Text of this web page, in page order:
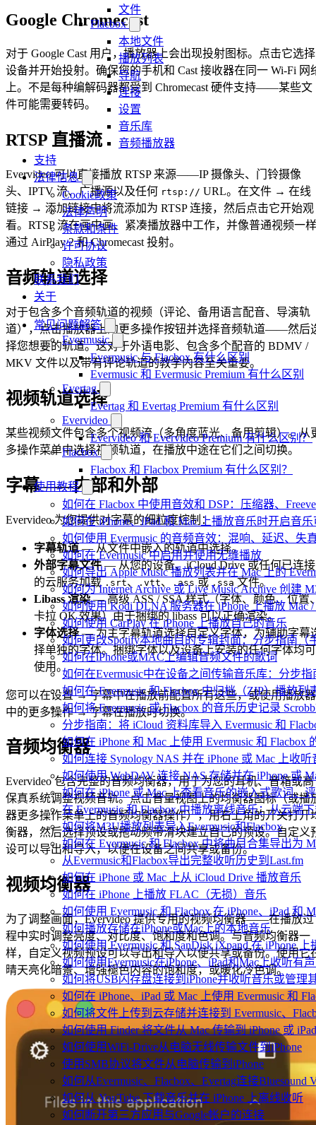
文件
Flacbox
本地文件
播放列表
导航
连接
设置
音乐库
音频播放器
支持
法律信息
Cookie政策
法律声明
条款和条件
许可协议
隐私政策
联系我们
关于
常见问题解答
Evermusic
Evermusic 与 Flacbox 有什么区别
Evermusic 和 Evermusic Premium 有什么区别
Evertag
Evertag 和 Evertag Premium 有什么区别
Evervideo
Evervideo 和 Evervideo Premium 有什么区别？
Flacbox
Flacbox 和 Flacbox Premium 有什么区别？
使用教程
如何在 Flacbox 中使用音效和 DSP：压缩器、
如何在 iPhone、iPad 和 Mac 上播放音乐时开启音
如何使用 Evermusic 的音频音效：混响、延迟、失
如何在 Evermusic 中启用并使用无缝播放
如何导出 Apple Music 播放列表并在 Mac 上的
如何为 Internet Archive 或 Live Music Archive 创建
如何使用 Kodi DLNA 服务器在 iPhone 上播放 Mac
如何使用 CarPlay 在 iPhone 上播放自己的音乐
如何更改Spotify本地曲目的专辑封面：分步指南（
如何在iPhone或MAC上编辑音频文件的歌词
如何在Evermusic中在设备之间传输音乐库：分步指
如何在 Evermusic 和 Flacbox 中归档（ZIP）播放
如何将 Evermusic 或 Flacbox 的音乐历史记录
分步指南：将 iCloud 资料库导入 Evermusic 和
如何在 iPhone 和 Mac 上使用 Evermusic 和 Flacbox
如何连接 Synology NAS 并在 iPhone 或 Mac 上收听
如何使用 WebDAV 连接 NAS 存储并在 iPhone 或
如何在 iPhone 或 Mac 上查看音乐的嵌入式歌词、
在 Evermusic 和 Flacbox 中播放离线音乐：从云端
如何将M3U播放列表导入Evermusic和Flacbox
如何在 Evermusic 和 Flacbox 中将曲目合集导出为
从Evermusic和Flacbox导出完整收听历史到Last.fm
如何在 iPhone 或 Mac 上从 iCloud Drive 播放音乐
如何在 iPhone 上播放 FLAC（无损）音乐
如何使用 Evermusic 和 Flacbox 在 iPhone、iPad 和
如何播放存储在iPhone或Mac上的本地音乐
如何使用 Evermusic 和 SanDisk iXpand 在 iPhone
如何使用Evermusic在iPhone、iPad和Mac上收听有
如何将USB闪存盘连接到iPhone并收听音乐或管理
如何在 iPhone、iPad 或 Mac 上使用 Evermusic 和
如何将文件上传到云存储并连接到 Evermusic、
如何使用 Finder 将文件从 Mac 传输到 iPhone 或 iPad
如何使用WiFi-Drive从电脑无线传输文件到iPhone
使用SMB协议将文件从电脑传输到iPhone
如何从Evermusic、Flacbox、Evertag连接
如何从 YouTube 下载音乐并在 iPhone 上离线收听
如何断开第三方应用与Google帐户的连接
Google Chromecast
对于 Google Cast 用户，播放器上会出现投射图标。点击它选择
设备并开始投射。确保您的手机和 Cast 接收器在同一 Wi-Fi 网
上。不是每种编解码器都受到 Chromecast 硬件支持——某些文
件可能需要转码。
RTSP 直播流
Evervideo 可以直接播放 RTSP 来源——IP 摄像头、门铃摄像
头、IPTV 流、广播源以及任何 rtsp:// URL。在文件 → 在线
链接 → 添加链接中将流添加为 RTSP 连接，然后点击它开始观
看。RTSP 流在画中画、紧凑播放器中工作，并像普通视频一样
通过 AirPlay 2 和 Chromecast 投射。
音频轨道选择
对于包含多个音频轨道的视频（评论、备用语言配音、导演轨
道），点击播放器上的更多操作按钮并选择音频轨道——然后
择您想要的轨道。这对于外语电影、包含多个配音的 BDMV /
MKV 文件以及带有评论轨道的教学内容至关重要。
视频轨道选择
某些视频文件包含多个视频流（多角度蓝光、备用剪辑）。从
多操作菜单中选择视频轨道，在播放中途在它们之间切换。
字幕——内部和外部
Evervideo 为您提供对字幕的细粒度控制：
字幕轨道— 从文件中嵌入的轨道中选择。
外部字幕文件— 从您的设备、iCloud Drive 或任何已连接
的云服务加载 .srt、 .vtt、 .ass 或 .ssa 文件。
Libass 渲染— 高级 ASS / SSA 样式（字体、颜色、位置
卡拉 OK 效果）由于捆绑的 libass 可以正确渲染。
字体选择— 为主字幕轨道选择自定义字体，为辅助字幕
择单独的字体。捆绑字体以及设备上安装的任何字体均可
使用。
您可以在设置 → 字幕中在播放前配置所有这些，或使用播放器
中的更多操作 → 字幕在播放时切换。
音频均衡器
Evervideo 包含完整的音频均衡器，用于为您的耳机、音箱或高
保真系统调整视频音轨。点击音量视图上的均衡器图标（或播
器更多操作菜单上的音频均衡器操作），用右上角的开关打开
衡器，然后选择预设或拖动频带滑块建立自己的预设。自定义
设可以导出和导入，以便在设备之间共享或备份。
视频均衡器
为了调整画面，Evervideo 提供专用的视频均衡器——在播放过
程中实时调整亮度、对比度、饱和度和色调。与音频均衡器一
样，自定义视频预设可以导出和导入以便共享或备份。使用它
晴天亮化暗景、增强褪色内容的饱和度，或暖化冷色调。